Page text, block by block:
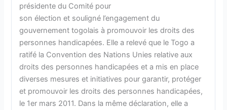
présidente du Comité pour
son élection et souligné l’engagement du
gouvernement togolais à promouvoir les droits des
personnes handicapées. Elle a relevé que le Togo a
ratifé la Convention des Nations Unies relative aux
droits des personnes handicapées et a mis en place
diverses mesures et initiatives pour garantir, protéger
et promouvoir les droits des personnes handicapées,
le 1er mars 2011. Dans la même déclaration, elle a